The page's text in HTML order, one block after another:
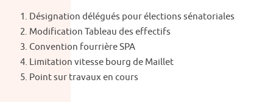
Désignation délégués pour élections sénatoriales
Modification Tableau des effectifs
Convention fourrière SPA
Limitation vitesse bourg de Maillet
Point sur travaux en cours